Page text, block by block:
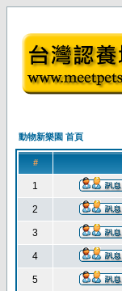
動物新樂園 首頁
#
1
2
3
4
5